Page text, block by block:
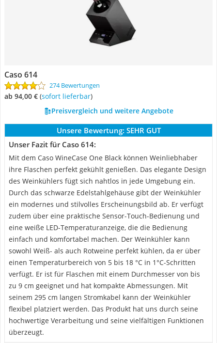
Caso 614
274 Bewertungen
ab 94,00 € ( Sofort lieferbar)
Preisvergleich und weitere Angebote
Unsere Bewertung: SEHR GUT
Unser Fazit für Caso 614:
Mit dem Caso WineCase One Black können Weinliebhaber
ihre Flaschen perfekt gekühlt genießen. Das elegante Design
des Weinkühlers fügt sich nahtlos in jede Umgebung ein.
Durch das schwarze Edelstahlgehäuse gibt der Weinkühler
ein modernes und stilvolles Erscheinungsbild ab. Er verfügt
zudem über eine praktische Sensor-Touch-Bedienung und
eine weiße LED-Temperaturanzeige, die die Bedienung
einfach und komfortabel machen. Der Weinkühler kann
sowohl Weiß- als auch Rotweine perfekt kühlen, da er über
einen Temperaturbereich von 5 bis 18 °C in 1°C-Schritten
verfügt. Er ist für Flaschen mit einem Durchmesser von bis
zu 9 cm geeignet und hat kompakte Abmessungen. Mit
seinem 295 cm langen Stromkabel kann der Weinkühler
flexibel platziert werden. Das Produkt hat uns durch seine
hochwertige Verarbeitung und seine vielfältigen Funktionen
überzeugt.